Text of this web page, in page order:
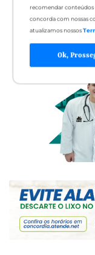
recomendar conteúdos
concorda com nossas
atualizamos nossos
Ok,